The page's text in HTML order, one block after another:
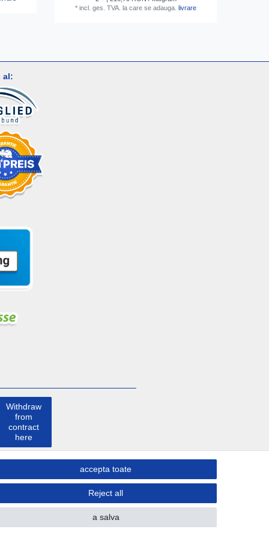
* incl. ges. TVA. la care se adauga. livrare
al:
accepta toate
Reject all
a salva
Withdraw
from
contract
here